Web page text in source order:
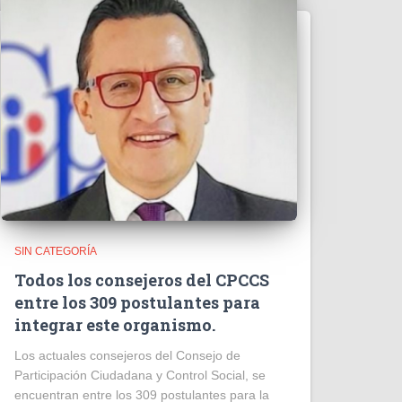
SIN CATEGORÍA
Todos los consejeros del CPCCS
entre los 309 postulantes para
integrar este organismo.
Los actuales consejeros del Consejo de
Participación Ciudadana y Control Social, se
encuentran entre los 309 postulantes para la